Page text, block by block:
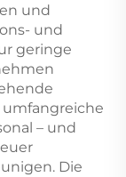
und
und
geringe
– und
Die